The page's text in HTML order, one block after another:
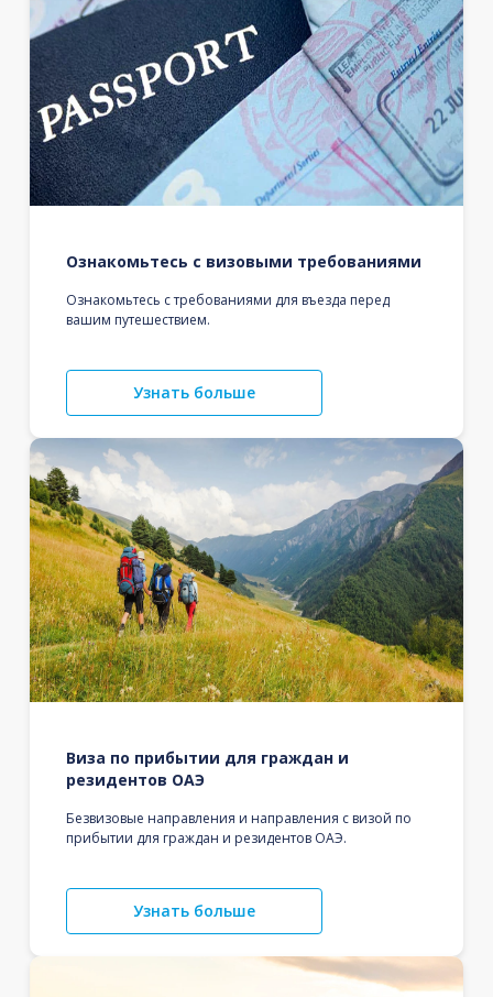
Ознакомьтесь с визовыми требованиями
Ознакомьтесь с требованиями для въезда перед
вашим путешествием.
Узнать больше
Виза по прибытии для граждан и
резидентов ОАЭ
Безвизовые направления и направления с визой по
прибытии для граждан и резидентов ОАЭ.
Узнать больше